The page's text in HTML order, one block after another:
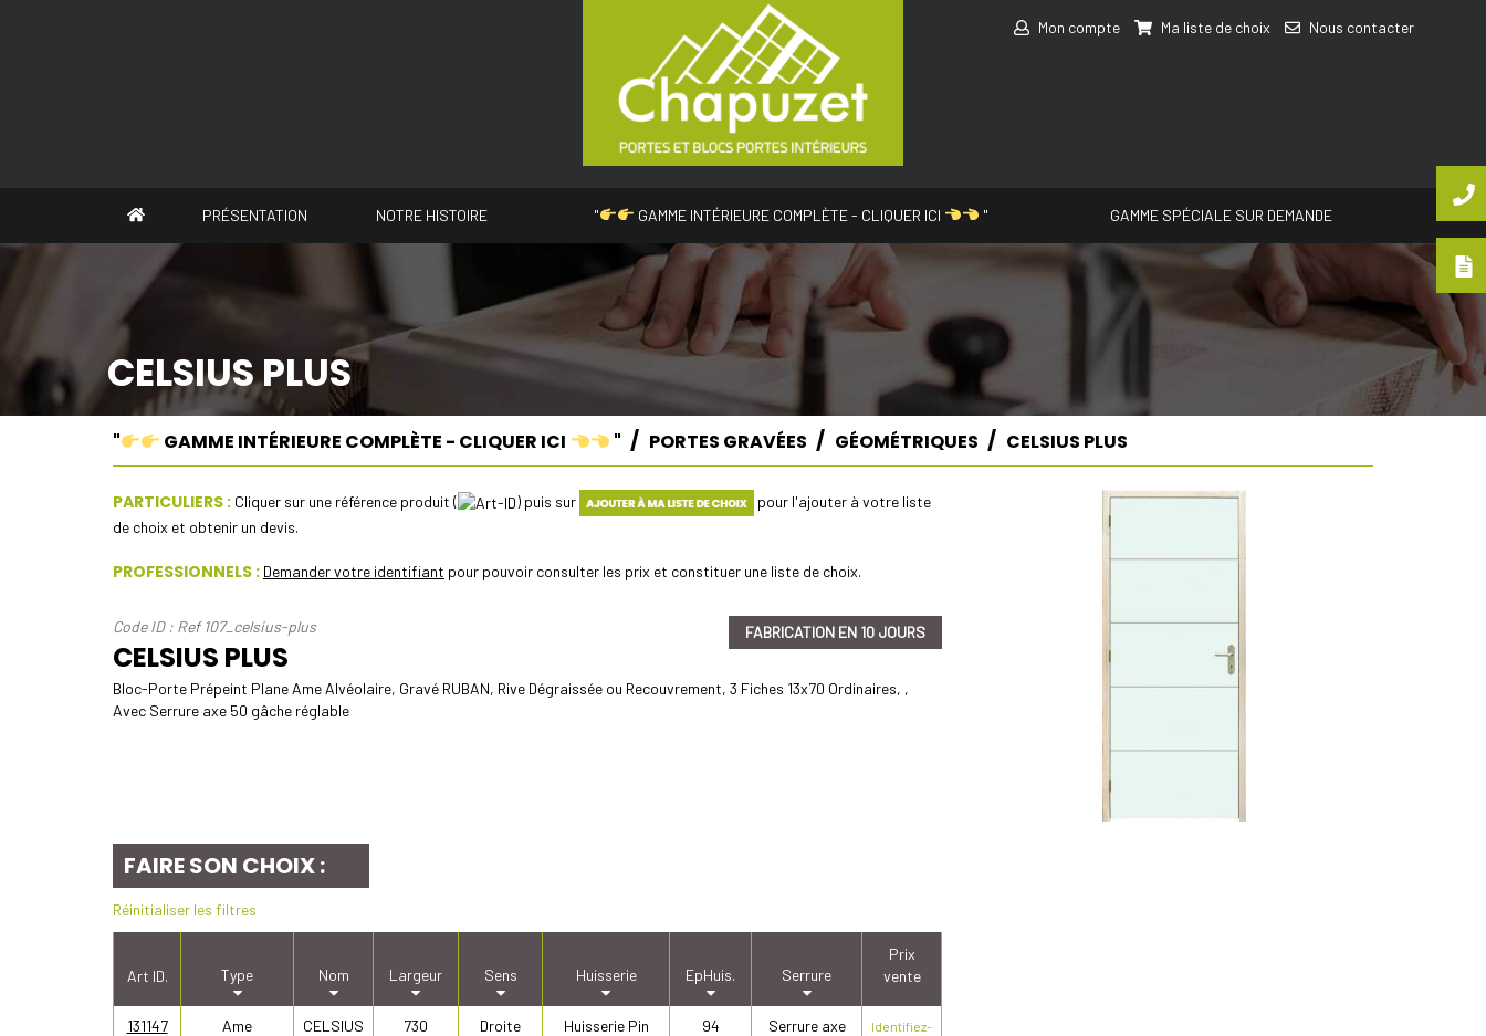
Mon compte Ma liste de choix Nous contacter
PRÉSENTATION NOTRE HISTOIRE " GAMME INTÉRIEURE COMPLÈTE - CLIQUER ICI " GAMME SPÉCIALE SUR DEMANDE
CELSIUS PLUS
" GAMME INTÉRIEURE COMPLÈTE - CLIQUER ICI " PORTES GRAVÉES GÉOMÉTRIQUES CELSIUS PLUS
PARTICULIERS : Cliquer sur une référence produit ( ) puis sur
pour l'ajouter à votre liste
de choix et obtenir un devis.
PROFESSIONNELS : Demander votre identifiant pour pouvoir consulter les prix et constituer une liste de choix.
Code ID : Ref 107_celsius-plus
CELSIUS PLUS
FABRICATION EN 10 JOURS
Bloc-Porte Prépeint Plane Ame Alvéolaire, Gravé RUBAN, Rive Dégraissée ou Recouvrement, 3 Fiches 13x70 Ordinaires, ,
Avec Serrure axe 50 gâche réglable
FAIRE SON CHOIX :
Réinitialiser les filtres
Art ID. Type Nom Largeur Sens Huisserie EpHuis. Serrure
Prix
vente
131147
Ame
CELSIUS
730
Droite
Huisserie Pin
94
Serrure axe
Identifiez-